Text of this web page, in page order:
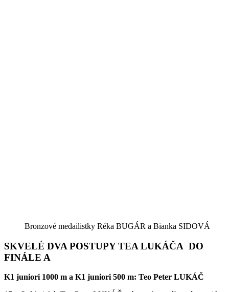
Bronzové medailistky Réka BUGÁR a Bianka SIDOVÁ
SKVELÉ DVA POSTUPY TEA LUKÁČA DO
FINÁLE A
K1 juniori 1000 m a K1 juniori 500 m: Teo Peter LUKÁČ